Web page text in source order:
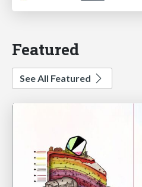
Featured
See All Featured